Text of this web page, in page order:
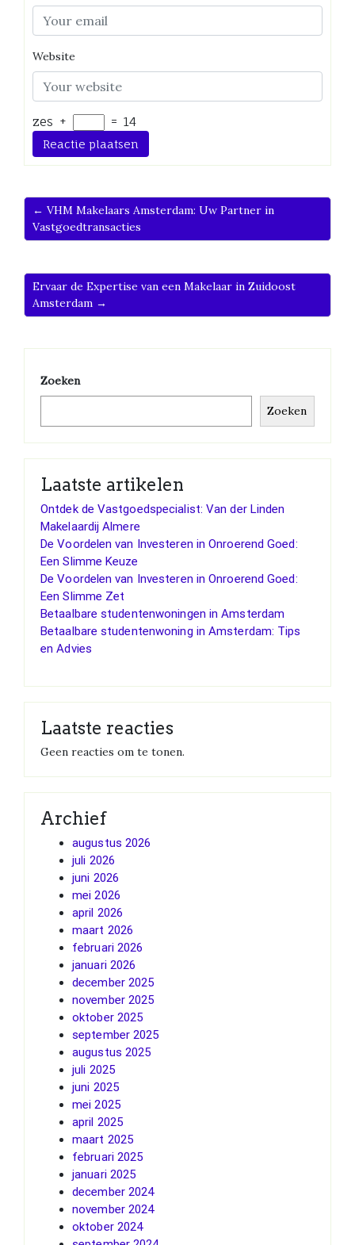
Website
zes + = 14
← VHM Makelaars Amsterdam: Uw Partner in
Vastgoedtransacties
Ervaar de Expertise van een Makelaar in Zuidoost
Amsterdam →
Zoeken
Zoeken
Laatste artikelen
Ontdek de Vastgoedspecialist: Van der Linden
Makelaardij Almere
De Voordelen van Investeren in Onroerend Goed:
Een Slimme Keuze
De Voordelen van Investeren in Onroerend Goed:
Een Slimme Zet
Betaalbare studentenwoningen in Amsterdam
Betaalbare studentenwoning in Amsterdam: Tips
en Advies
Laatste reacties
Geen reacties om te tonen.
Archief
augustus 2026
juli 2026
juni 2026
mei 2026
april 2026
maart 2026
februari 2026
januari 2026
december 2025
november 2025
oktober 2025
september 2025
augustus 2025
juli 2025
juni 2025
mei 2025
april 2025
maart 2025
februari 2025
januari 2025
december 2024
november 2024
oktober 2024